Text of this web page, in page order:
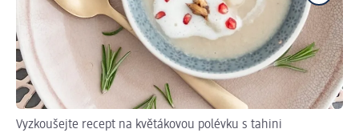
Vyzkoušejte recept na květákovou polévku s tahini